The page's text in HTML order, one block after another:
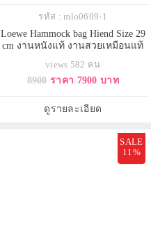
รหัส : mlo0609-1
Loewe Hammock bag Hiend Size 29
cm งานหนังแท้ งานสวยเหมือนแท้
views 582 คน
8900 ราคา 7900 บาท
ดูรายละเอียด
SALE
11%